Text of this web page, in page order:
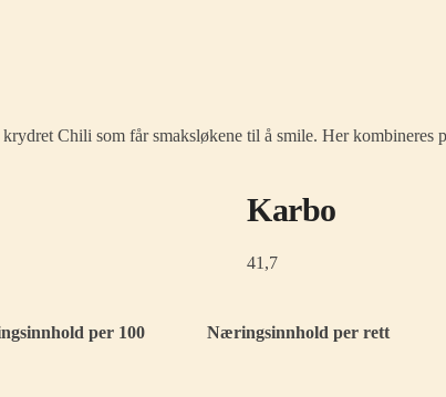
Chili som får smaksløkene til å smile. Her kombineres
Karbo
41,7
per 100 Næringsinnhold per rett